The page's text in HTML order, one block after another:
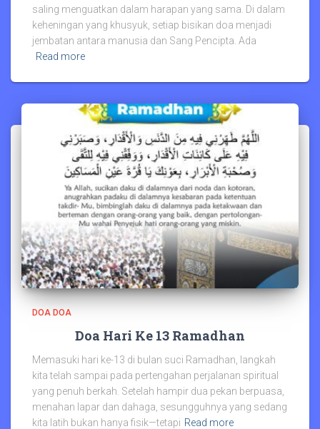
saling menguatkan dalam harapan yang sama. Di dalam
keheningan yang khusyuk, setiap bisikan doa menjadi
jembatan antara manusia dan Sang Pencipta. Ada
Read more
DOA DOA
Doa Hari Ke 13 Ramadhan
Memasuki hari ke-13 di bulan suci Ramadhan, langkah
kita telah sampai pada pertengahan perjalanan spiritual
yang penuh berkah. Setelah hampir dua pekan berpuasa,
menahan lapar dan dahaga, sesungguhnya yang sedang
kita latih bukan hanya fisik—tetapi Read more